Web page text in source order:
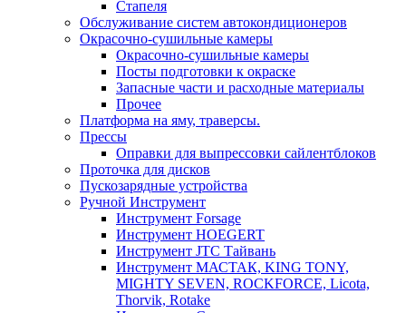
Стапеля
Обслуживание систем автокондиционеров
Окрасочно-сушильные камеры
Окрасочно-сушильные камеры
Посты подготовки к окраске
Запасные части и расходные материалы
Прочее
Платформа на яму, траверсы.
Прессы
Оправки для выпрессовки сайлентблоков
Проточка для дисков
Пускозарядные устройства
Ручной Инструмент
Инструмент Forsage
Инструмент HOEGERT
Инструмент JTC Тайвань
Инструмент МАСТАК, KING TONY,
MIGHTY SEVEN, ROCKFORCE, Licota,
Thorvik, Rotake